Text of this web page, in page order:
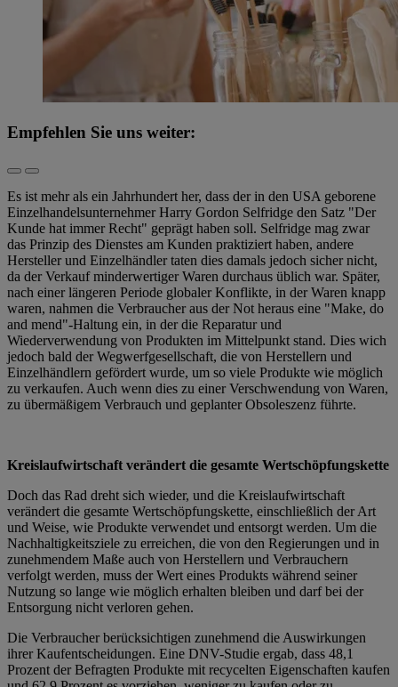
Empfehlen Sie uns weiter:
Es ist mehr als ein Jahrhundert her, dass der in den USA geborene
Einzelhandelsunternehmer Harry Gordon Selfridge den Satz "Der
Kunde hat immer Recht" geprägt haben soll. Selfridge mag zwar
das Prinzip des Dienstes am Kunden praktiziert haben, andere
Hersteller und Einzelhändler taten dies damals jedoch sicher nicht,
da der Verkauf minderwertiger Waren durchaus üblich war. Später,
nach einer längeren Periode globaler Konflikte, in der Waren knapp
waren, nahmen die Verbraucher aus der Not heraus eine "Make, do
and mend"-Haltung ein, in der die Reparatur und
Wiederverwendung von Produkten im Mittelpunkt stand. Dies wich
jedoch bald der Wegwerfgesellschaft, die von Herstellern und
Einzelhändlern gefördert wurde, um so viele Produkte wie möglich
zu verkaufen. Auch wenn dies zu einer Verschwendung von Waren,
zu übermäßigem Verbrauch und geplanter Obsoleszenz führte.
Kreislaufwirtschaft verändert die gesamte Wertschöpfungskette
Doch das Rad dreht sich wieder, und die Kreislaufwirtschaft
verändert die gesamte Wertschöpfungskette, einschließlich der Art
und Weise, wie Produkte verwendet und entsorgt werden. Um die
Nachhaltigkeitsziele zu erreichen, die von den Regierungen und in
zunehmendem Maße auch von Herstellern und Verbrauchern
verfolgt werden, muss der Wert eines Produkts während seiner
Nutzung so lange wie möglich erhalten bleiben und darf bei der
Entsorgung nicht verloren gehen.
Die Verbraucher berücksichtigen zunehmend die Auswirkungen
ihrer Kaufentscheidungen. Eine DNV-Studie ergab, dass 48,1
Prozent der Befragten Produkte mit recycelten Eigenschaften kaufen